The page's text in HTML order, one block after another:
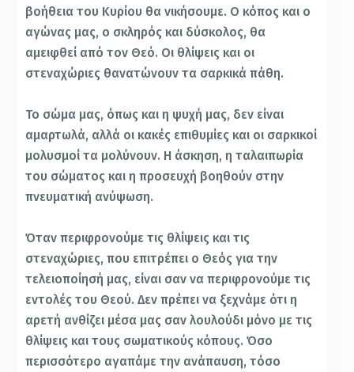
βοήθεια του Κυρίου θα νικήσουμε. Ο κόπος και ο
αγώνας μας, ο σκληρός και δύσκολος, θα
αμειφθεί από τον Θεό. Οι θλίψεις και οι
στεναχώριες θανατώνουν τα σαρκικά πάθη.
Το σώμα μας, όπως και η ψυχή μας, δεν είναι
αμαρτωλά, αλλά οι κακές επιθυμίες και οι σαρκικοί
μολυσμοί τα μολύνουν. Η άσκηση, η ταλαιπωρία
του σώματος και η προσευχή βοηθούν στην
πνευματική ανύψωση.
Όταν περιφρονούμε τις θλίψεις και τις
στεναχώριες, που επιτρέπει ο Θεός για την
τελειοποίησή μας, είναι σαν να περιφρονούμε τις
εντολές του Θεού. Δεν πρέπει να ξεχνάμε ότι η
αρετή ανθίζει μέσα μας σαν λουλούδι μόνο με τις
θλίψεις και τους σωματικούς κόπους. Όσο
περισσότερο αγαπάμε την ανάπαυση, τόσο